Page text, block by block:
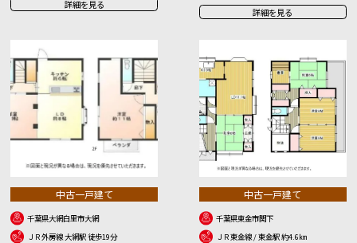
詳細を見る
詳細を見る
中古一戸建て
千葉県大網白里市大網
ＪＲ外房線 大網駅 徒歩19分
中古一戸建て
千葉県東金市関下
ＪＲ東金線 / 東金駅 約4.6㎞